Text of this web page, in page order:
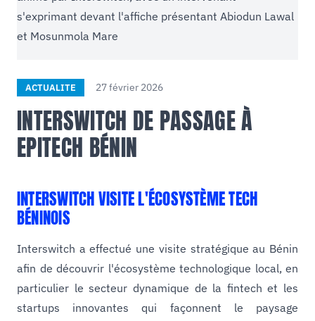
ACTUALITE 27 février 2026
INTERSWITCH DE PASSAGE À
EPITECH BÉNIN
INTERSWITCH VISITE L'ÉCOSYSTÈME TECH
BÉNINOIS
Interswitch a effectué une visite stratégique au Bénin
afin de découvrir l'écosystème technologique local, en
particulier le secteur dynamique de la fintech et les
startups innovantes qui façonnent le paysage